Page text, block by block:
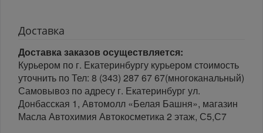
Доставка
Доставка заказов осуществляется:
Курьером по г. Екатеринбургу курьером стоимость
уточнить по Тел: 8 (343) 287 67 67(многоканальный)
Самовывоз по адресу г. Екатеринбург ул.
Донбасская 1, Автомолл «Белая Башня», магазин
Масла Автохимия Автокосметика 2 этаж, С5,С7